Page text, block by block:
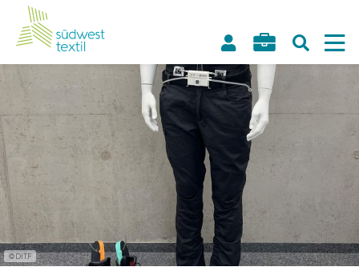
©DITF